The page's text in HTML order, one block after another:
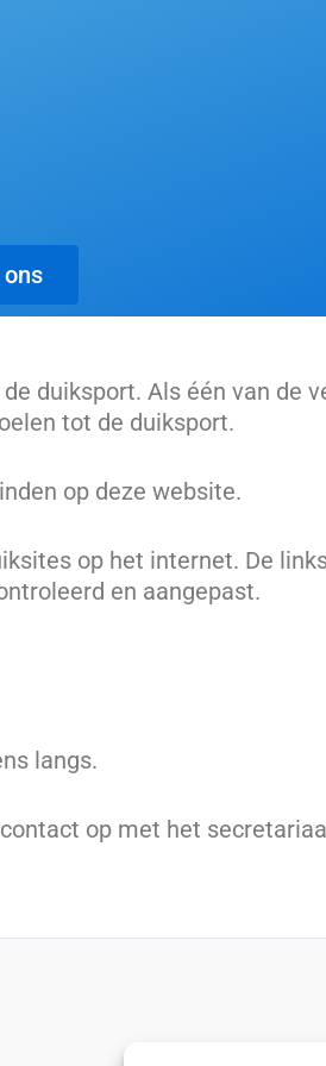
duiksport. Als één van de
tot de duiksport.
op deze website.
op het internet. De
en aangepast.
langs.
op met het